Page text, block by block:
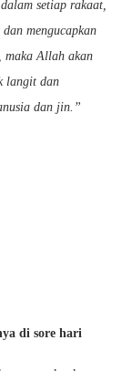
setiap rakaat,
mengucapkan
maka Allah akan
langit dan
dan jin.”
di sore hari